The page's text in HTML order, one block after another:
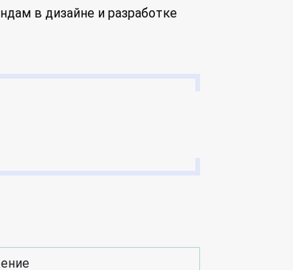
в дизайне и разработке